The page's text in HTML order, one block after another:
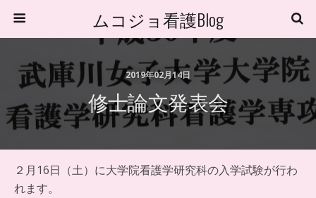
ムコジョ看護Blog
2019年02月14日
修士論文発表会
２月16日（土）に大学院看護学研究科の入学試験が行わ
れます。